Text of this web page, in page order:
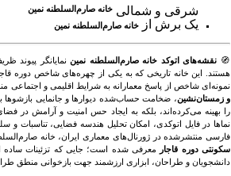
شرقی و شمالی خانه صارم‌السلطنه نمین
یک برش از خانه صارم‌السلطنه نمین
🧭 نقشه‌های اتوکد خانه صارم‌السلطنه نمین نمایانگر پیوند
هستند. این خانه تاریخی که به یکی از چهره‌های شاخص دوره
نمونه‌ای شاخص از پاسخ معمارانه به شرایط اقلیمی و
و زمستان‌نشین، ضخامت حساب‌شده دیوارها و جانمایی بازشوها
را بهینه می‌کرده‌اند، بلکه به ایجاد حس امنیت و آرامش در
نماها در فایل اتوکدی، امکان تحلیل هندسه فضایی،
فارسی منتشرشده در ژورنال‌های معماری ایران، خانه
سکونتی دوره قاجار
معرفی شده است؛ جایی که تزئینات ساده
دانشجویان و طراحان، ابزاری ارزشمند جهت بازخوانی منطق